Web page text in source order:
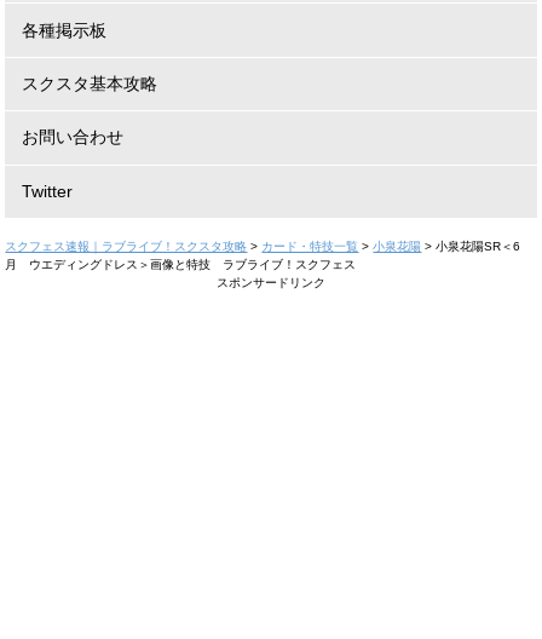
各種掲示板
スクスタ基本攻略
お問い合わせ
Twitter
スクフェス速報｜ラブライブ！スクスタ攻略 > カード・特技一覧 >小泉花陽 >小泉花陽SR＜6
月 ウエディングドレス＞画像と特技 ラブライブ！スクフェス
スポンサードリンク